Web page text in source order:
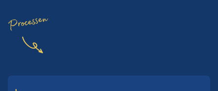
Processen